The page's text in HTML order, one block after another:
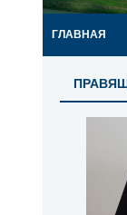
ГЛАВНАЯ